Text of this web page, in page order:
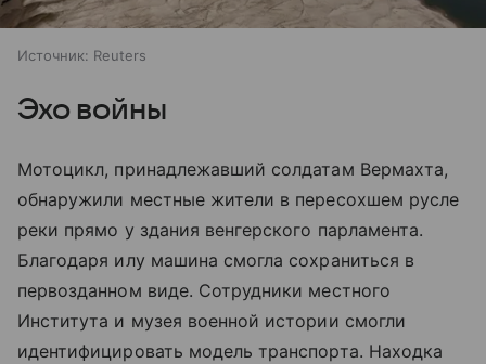
Источник: Reuters
Эхо войны
Мотоцикл, принадлежавший солдатам Вермахта,
обнаружили местные жители в пересохшем русле
реки прямо у здания венгерского парламента.
Благодаря илу машина смогла сохраниться в
первозданном виде. Сотрудники местного
Института и музея военной истории смогли
идентифицировать модель транспорта. Находка